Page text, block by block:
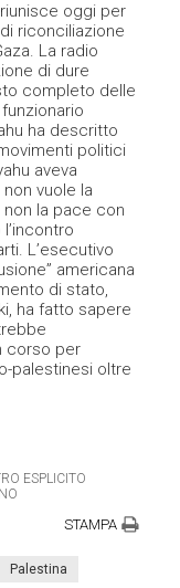
oggi per
riconciliazione
La radio
di dure
completo delle
ha descritto
politici
aveva
vuole la
la pace con
L’esecutivo
americana
di stato,
ha fatto sapere
corso per
palestinesi oltre
ESPLICITO
STAMPA
Palestina